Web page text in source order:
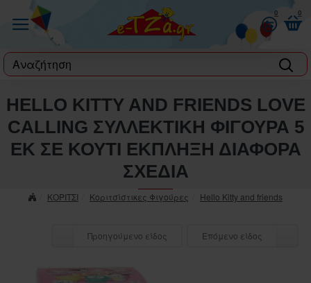
0 0
label
ΚΟΡΙΤΣΙ Κοριτσίστικες Φιγούρες Hello Kitty and friends
HELLO KITTY AND FRIENDS LOVE
CALLING ΣΥΛΛΕΚΤΙΚΗ ΦΙΓΟΥΡΑ 5
ΕΚ ΣΕ ΚΟΥΤΙ ΕΚΠΛΗΞΗ ΔΙΑΦΟΡΑ
ΣΧΕΔΙΑ
Προηγούμενο είδος Επόμενο είδος